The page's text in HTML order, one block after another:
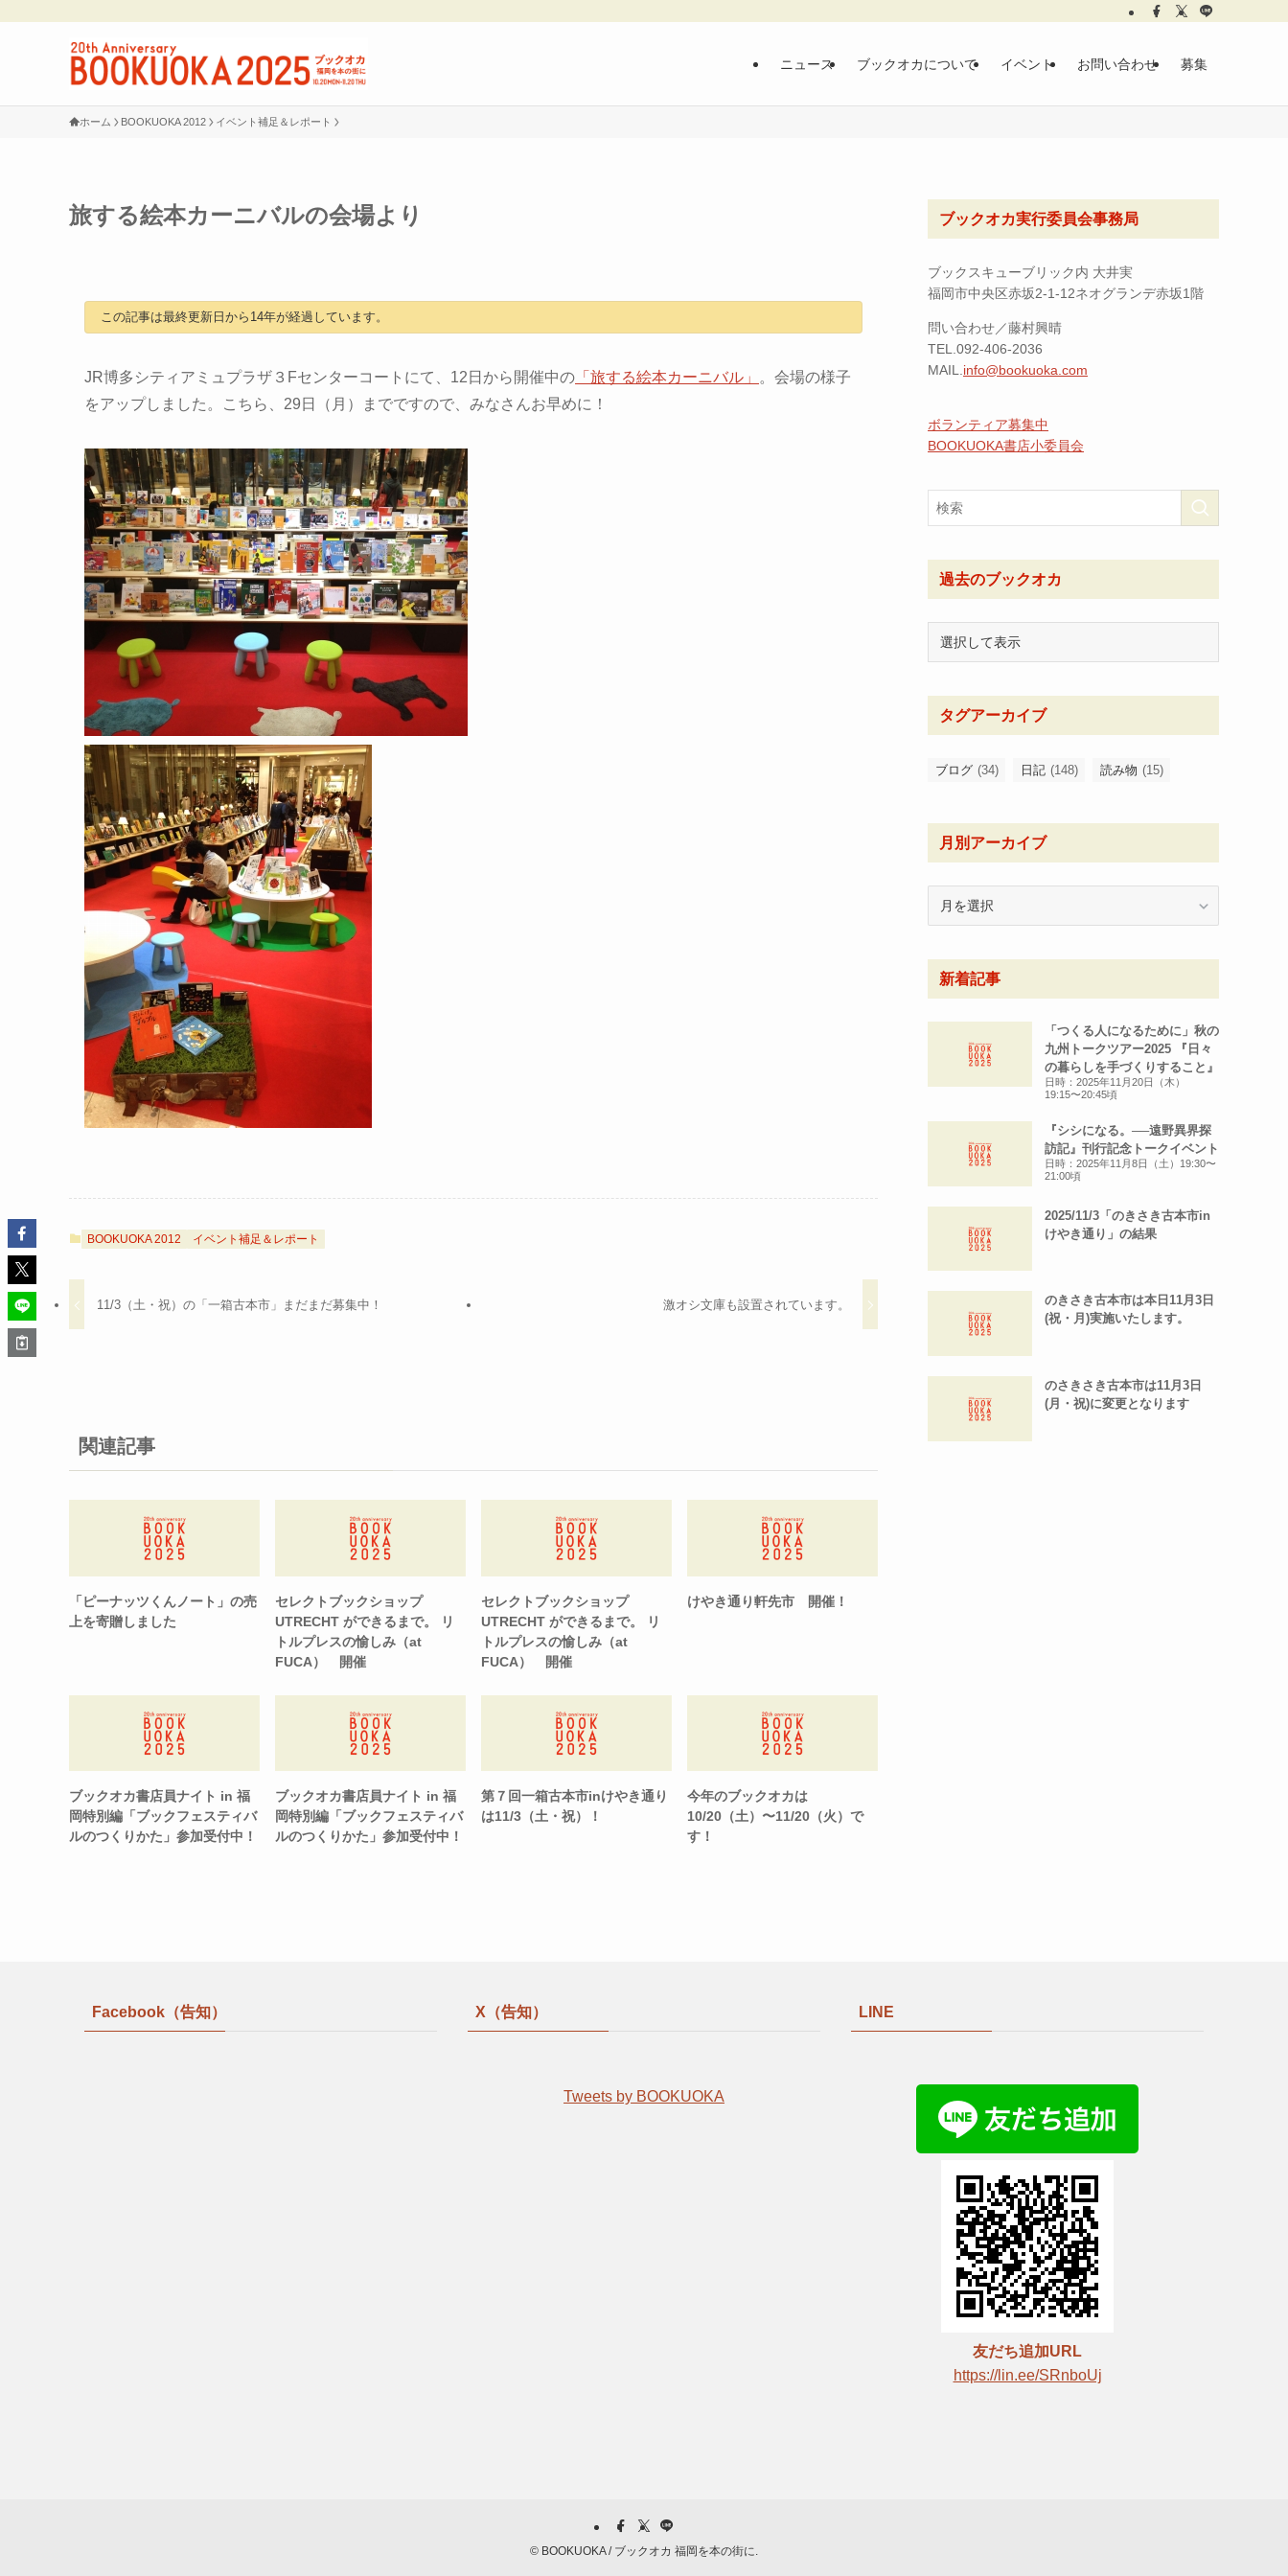
ニュース ブックオカについて イベント お問い合わせ 募集
ホーム BOOKUOKA 2012 イベント補足＆レポート
旅する絵本カーニバルの会場より
この記事は最終更新日から14年が経過しています。
JR博多シティアミュプラザ３Fセンターコートにて、12日から開催中の 「旅する絵本カーニバル」
。会場の様子
をアップしました。こちら、29日（月）までですので、みなさんお早めに！
BOOKUOKA 2012 イベント補足＆レポート
11/3（土・祝）の「一箱古本市」まだまだ募集中！ 激オシ文庫も設置されています。
関連記事
「ピーナッツくんノート」の売
上を寄贈しました
セレクトブックショップ
UTRECHT ができるまで。 リ
トルプレスの愉しみ（at
FUCA） 開催
セレクトブックショップ
UTRECHT ができるまで。 リ
トルプレスの愉しみ（at
FUCA） 開催
けやき通り軒先市 開催！
ブックオカ書店員ナイト in 福
岡特別編「ブックフェスティバ
ルのつくりかた」参加受付中！
ブックオカ書店員ナイト in 福
岡特別編「ブックフェスティバ
ルのつくりかた」参加受付中！
第７回一箱古本市inけやき通り
は11/3（土・祝）！
今年のブックオカは
10/20（土）〜11/20（火）で
す！
ブックオカ実行委員会事務局
ブックスキューブリック内 大井実
福岡市中央区赤坂2-1-12ネオグランデ赤坂1階
問い合わせ／藤村興晴
TEL.092-406-2036
MAIL. info@bookuoka.com
ボランティア募集中
BOOKUOKA書店小委員会
過去のブックオカ
タグアーカイブ
ブログ (34) 日記 (148) 読み物 (15)
月別アーカイブ
ー
イ
ブ
新着記事
「つくる人になるために」秋の
九州トークツアー2025 『日々
の暮らしを手づくりすること』
日時：2025年11月20日（木）
19:15〜20:45頃
『シシになる。──遠野異界探
訪記』刊行記念トークイベント
日時：2025年11月8日（土）19:30〜
21:00頃
2025/11/3「のきさき古本市in
けやき通り」の結果
のきさき古本市は本日11月3日
(祝・月)実施いたします。
のさきさき古本市は11月3日
(月・祝)に変更となります
Facebook（告知） X（告知）
Tweets by BOOKUOKA
LINE
友だち追加URL
https://lin.ee/SRnboUj
© BOOKUOKA / ブックオカ 福岡を本の街に.